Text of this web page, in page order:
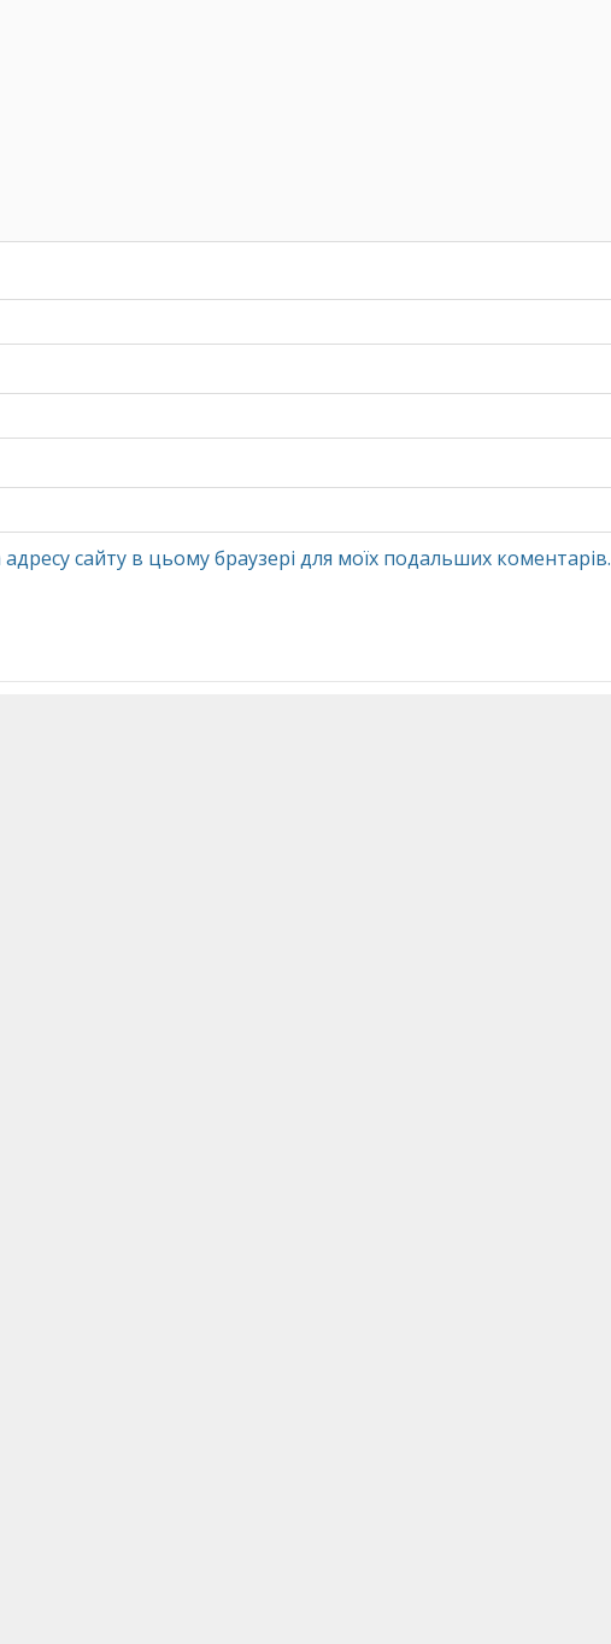
сайту в цьому браузері для моїх подальших коментарів.